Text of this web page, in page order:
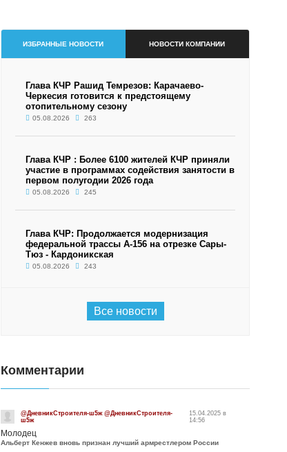
ИЗБРАННЫЕ НОВОСТИ НОВОСТИ КОМПАНИИ
Глава КЧР Рашид Темрезов: Карачаево-
Черкесия готовится к предстоящему
отопительному сезону
05.08.2026 263
Глава КЧР : Более 6100 жителей КЧР приняли
участие в программах содействия занятости в
первом полугодии 2026 года
05.08.2026 245
Глава КЧР: Продолжается модернизация
федеральной трассы А-156 на отрезке Сары-
Тюз - Кардоникская
05.08.2026 243
Все новости
Комментарии
@ДневникСтроителя-ш5ж @ДневникСтроителя-
ш5ж
15.04.2025 в
14:56
Молодец
Альберт Кенжев вновь признан лучший армрестлером России